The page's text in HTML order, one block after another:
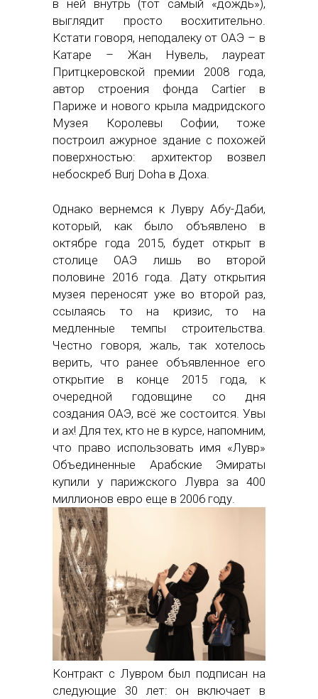
в ней внутрь (тот самый «дождь»),
выглядит просто восхитительно.
Кстати говоря, неподалеку от ОАЭ – в
Катаре – Жан Нувель, лауреат
Притцкеровской премии 2008 года,
автор строения фонда Cartier в
Париже и нового крыла мадридского
Музея Королевы Софии, тоже
построил ажурное здание с похожей
поверхностью: архитектор возвел
небоскреб Burj Doha в Доха.
Однако вернемся к Лувру Абу-Даби,
который, как было объявлено в
октябре года 2015, будет открыт в
столице ОАЭ лишь во второй
половине 2016 года. Дату открытия
музея переносят уже во второй раз,
ссылаясь то на кризис, то на
медленные темпы строительства.
Честно говоря, жаль, так хотелось
верить, что ранее объявленное его
открытие в конце 2015 года, к
очередной годовщине со дня
создания ОАЭ, всё же состоится. Увы
и ах! Для тех, кто не в курсе, напомним,
что право использовать имя «Лувр»
Объединенные Арабские Эмираты
купили у парижского Лувра за 400
миллионов евро еще в 2006 году.
Контракт с Лувром был подписан на
следующие 30 лет: он включает в